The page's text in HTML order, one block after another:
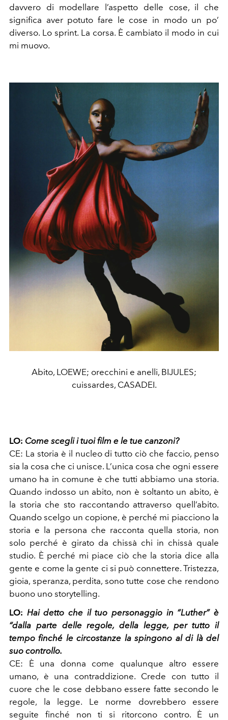
davvero di modellare l’aspetto delle cose, il che
significa aver potuto fare le cose in modo un po’
diverso. Lo sprint. La corsa. È cambiato il modo in cui
mi muovo.
Abito, LOEWE; orecchini e anelli, BIJULES;
cuissardes, CASADEI.
LO: Come scegli i tuoi film e le tue canzoni?
CE: La storia è il nucleo di tutto ciò che faccio, penso
sia la cosa che ci unisce. L’unica cosa che ogni essere
umano ha in comune è che tutti abbiamo una storia.
Quando indosso un abito, non è soltanto un abito, è
la storia che sto raccontando attraverso quell’abito.
Quando scelgo un copione, è perché mi piacciono la
storia e la persona che racconta quella storia, non
solo perché è girato da chissà chi in chissà quale
studio. È perché mi piace ciò che la storia dice alla
gente e come la gente ci si può connettere. Tristezza,
gioia, speranza, perdita, sono tutte cose che rendono
buono uno storytelling.
LO: Hai detto che il tuo personaggio in “Luther” è
“dalla parte delle regole, della legge, per tutto il
tempo finché le circostanze la spingono al di là del
suo controllo.
CE: È una donna come qualunque altro essere
umano, è una contraddizione. Crede con tutto il
cuore che le cose debbano essere fatte secondo le
regole, la legge. Le norme dovrebbero essere
seguite finché non ti si ritorcono contro. È un